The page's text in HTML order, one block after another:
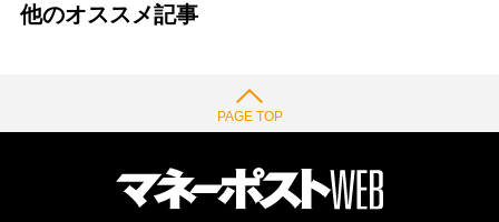
他のオススメ記事
PAGE TOP